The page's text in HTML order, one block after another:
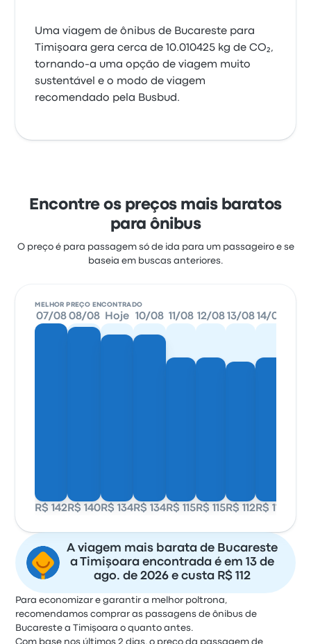
Uma viagem de ônibus de Bucareste para
Timişoara gera cerca de 10.010425 kg de CO₂,
tornando-a uma opção de viagem muito
sustentável e o modo de viagem
recomendado pela Busbud.
Encontre os preços mais baratos
para ônibus
O preço é para passagem só de ida para um passageiro e se
baseia em buscas anteriores.
MELHOR PREÇO ENCONTRADO
07/08
R$ 142
08/08
R$ 140
Hoje
R$ 134
10/08
R$ 134
11/08
R$ 115
12/08
R$ 115
13/08
R$ 112
14/08
R$ 115
A viagem mais barata de Bucareste
a Timişoara encontrada é em 13 de
ago. de 2026 e custa R$ 112
Para economizar e garantir a melhor poltrona,
recomendamos comprar as passagens de ônibus de
Bucareste a Timişoara o quanto antes.
Com base nos últimos 2 dias, o preço da passagem de